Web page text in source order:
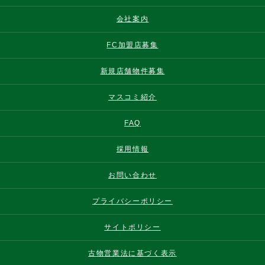
会社案内
FC加盟店募集
新規店舗物件募集
マスコミ紹介
FAQ
採用情報
お問い合わせ
プライバシーポリシー
サイトポリシー
古物営業法に基づく表示